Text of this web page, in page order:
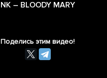
NK – BLOODY MARY
Поделись этим видео!